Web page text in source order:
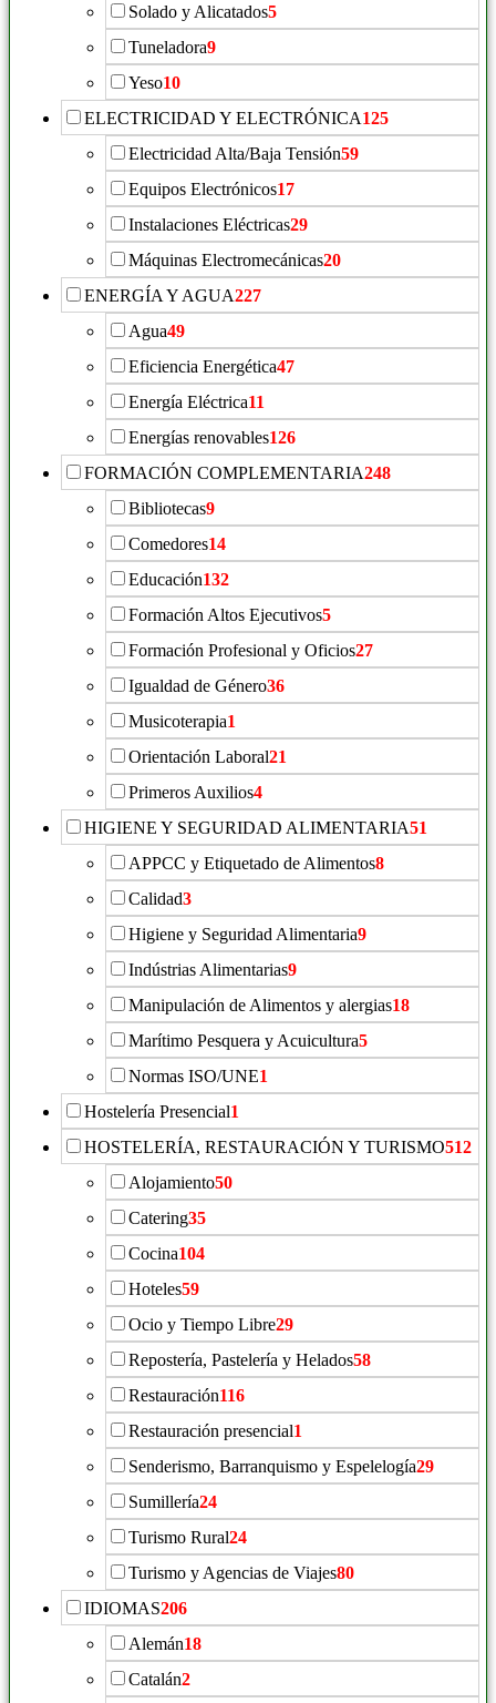
Solado y Alicatados5
Tuneladora9
Yeso10
ELECTRICIDAD Y ELECTRÓNICA125
Electricidad Alta/Baja Tensión59
Equipos Electrónicos17
Instalaciones Eléctricas29
Máquinas Electromecánicas20
ENERGÍA Y AGUA227
Agua49
Eficiencia Energética47
Energía Eléctrica11
Energías renovables126
FORMACIÓN COMPLEMENTARIA248
Bibliotecas9
Comedores14
Educación132
Formación Altos Ejecutivos5
Formación Profesional y Oficios27
Igualdad de Género36
Musicoterapia1
Orientación Laboral21
Primeros Auxilios4
HIGIENE Y SEGURIDAD ALIMENTARIA51
APPCC y Etiquetado de Alimentos8
Calidad3
Higiene y Seguridad Alimentaria9
Indústrias Alimentarias9
Manipulación de Alimentos y alergias18
Marítimo Pesquera y Acuicultura5
Normas ISO/UNE1
Hostelería Presencial1
HOSTELERÍA, RESTAURACIÓN Y TURISMO512
Alojamiento50
Catering35
Cocina104
Hoteles59
Ocio y Tiempo Libre29
Repostería, Pastelería y Helados58
Restauración116
Restauración presencial1
Senderismo, Barranquismo y Espelelogía29
Sumillería24
Turismo Rural24
Turismo y Agencias de Viajes80
IDIOMAS206
Alemán18
Catalán2